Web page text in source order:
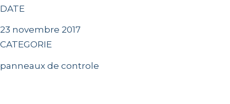
DATE
23 novembre 2017
CATEGORIE
panneaux de controle